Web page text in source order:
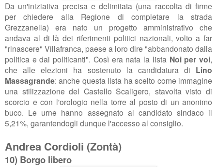
Da un'iniziativa precisa e delimitata (una raccolta di firme
per chiedere alla Regione di completare la strada
Grezzanella) era nato un progetto amministrativo che
andava al di là dei riferimenti politici nazionali, volto a far
"rinascere" Villafranca, paese a loro dire "abbandonato dalla
politica e dai politicanti". Così era nata la lista Noi per voi,
che alle elezioni ha sostenuto la candidatura di Lino
Massagrande: anche questa lista ha scelto come immagine
una stilizzazione del Castello Scaligero, stavolta visto di
scorcio e con l'orologio nella torre al posto di un anonimo
buco. Le urne hanno assegnato al candidato sindaco il
5,21%, garantendogli dunque l'accesso al consiglio.
Andrea Cordioli (Zontà)
10) Borgo libero